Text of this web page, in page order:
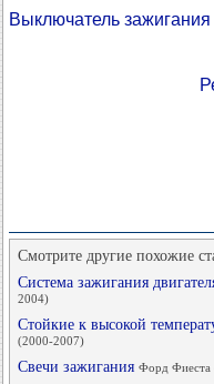
Выключатель
Смотрите другие похожие
Система зажигания
2004)
Стойкие к высокой
(2000-2007)
Свечи зажигания Форд Фиеста